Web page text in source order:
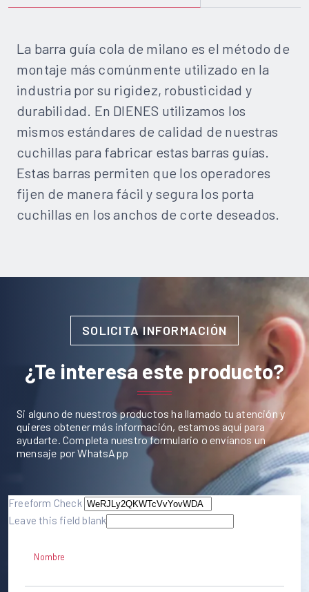
La barra guía cola de milano es el método de
montaje más comúnmente utilizado en la
industria por su rigidez, robusticidad y
durabilidad. En DIENES utilizamos los
mismos estándares de calidad de nuestras
cuchillas para fabricar estas barras guías.
Estas barras permiten que los operadores
fijen de manera fácil y segura los porta
cuchillas en los anchos de corte deseados.
SOLICITA INFORMACIÓN
¿Te interesa este producto?
Si alguno de nuestros productos ha llamado tu atención y
quieres obtener más información, estamos aquí para
ayudarte. Completa nuestro formulario o envíanos un
mensaje por WhatsApp
Freeform Check
Leave this field blank
Nombre